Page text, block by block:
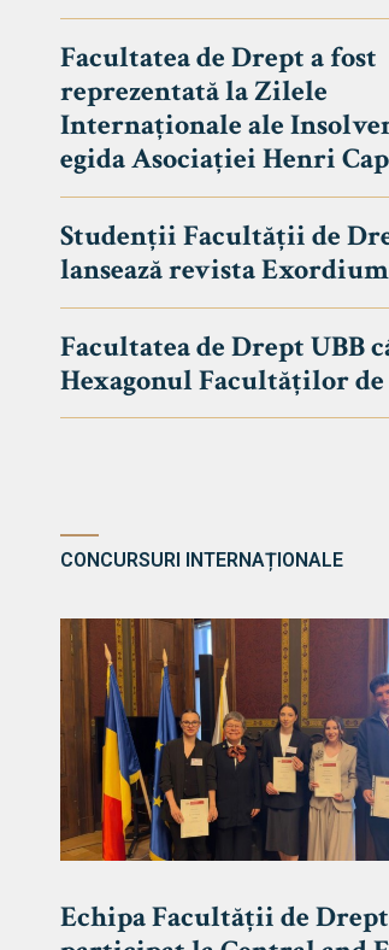
UNIVERSITATEA BABEȘ -
DE
Facultatea de Drept a fost
reprezentată la Zilele
Internaționale ale
egida Asociației Henri
Studenții Facultății de
lansează revista Exordium
Facultatea de Drept UBB
Hexagonul Facultăților
CONCURSURI INTERNAȚIONALE
Echipa Facultății de